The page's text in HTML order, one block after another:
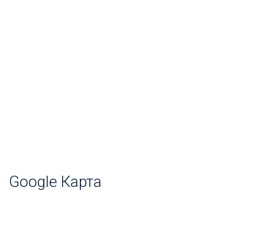
Google Карта